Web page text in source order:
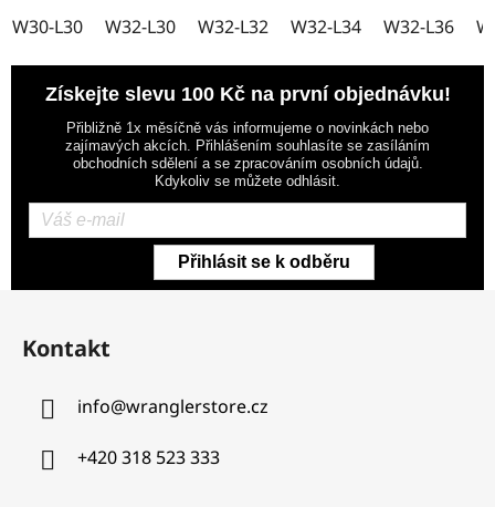
hvězdiček.
W30-L30 W32-L30 W32-L32 W32-L34 W32-L36
Získejte slevu 100 Kč na první objednávku!
Přibližně 1x měsíčně vás informujeme o novinkách nebo
zajímavých akcích. Přihlášením souhlasíte se zasíláním
obchodních sdělení a se zpracováním osobních údajů.
Kdykoliv se můžete odhlásit.
Přihlásit se k odběru
Z
Kontakt
info@wranglerstore.cz
+420 318 523 333